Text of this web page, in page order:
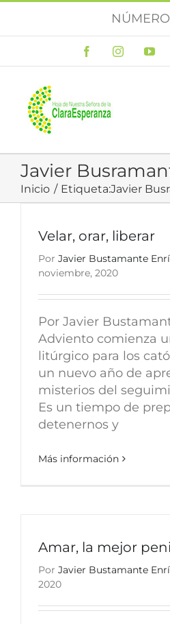
FacebookInstagram
Javier
Inicio Etiqueta:Javier
Velar, orar, liberar
Por Javier Bustamante
noviembre, 2020
Por Javier
Adviento comienza
litúrgico para los
un nuevo año de
misterios del
Es un tiempo de
detenernos y
Más información
Amar, la mejor
Por Javier Bustamante
2020